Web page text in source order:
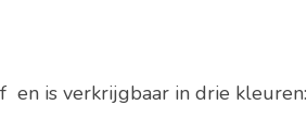
en is verkrijgbaar in drie kleuren: